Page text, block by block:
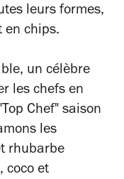
leurs formes,
en chips.
un célèbre
les chefs en
Chef" saison
les
rhubarbe
coco et